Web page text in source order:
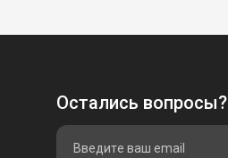
Остались вопросы?